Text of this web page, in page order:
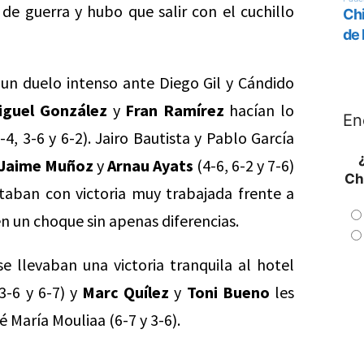
guerra y hubo que salir con el cuchillo
duelo intenso ante Diego Gil y Cándido
González y Fran Ramírez hacían lo
3-6 y 6-2). Jairo Bautista y Pablo García
Muñoz yArnau Ayats (4-6, 6-2 y 7-6)
con victoria muy trabajada frente a
un choque sin apenas diferencias.
llevaban una victoria tranquila al hotel
6 y 6-7) y Marc Quílez y Toni Bueno les
María Mouliaa (6-7 y 3-6).